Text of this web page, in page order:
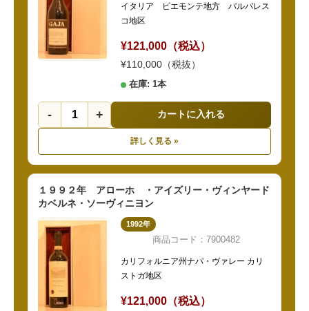
イタリア ピエモンテ地方 バルバレス
コ地区
¥121,000（税込）
¥110,000（税抜）
在庫: 1本
- + カートに入れる
詳しく見る »
１９９２年 アローホ ・アイズリー・ヴィンヤード
カベルネ・ソーヴィニヨン
1992年
商品コード：7900482
カリフォルニア州ナパ・ヴァレー カリ
ストガ地区
¥121,000（税込）